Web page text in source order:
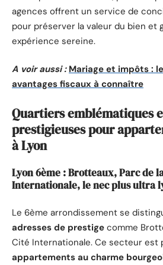
agences offrent un service de
pour préserver la valeur du bien et
expérience sereine.
A voir aussi : Mariage et impôts :
avantages fiscaux à connaître
Quartiers emblématiques
prestigieuses pour
à Lyon
Lyon 6ème : Brotteaux, Parc de
Internationale, le nec plus ultra
Le 6ème arrondissement se
adresses de prestige comme
Cité Internationale. Ce secteur est
appartements au charme